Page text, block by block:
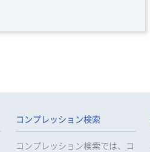
コンプレッション検索
コンプレッション検索では、コ